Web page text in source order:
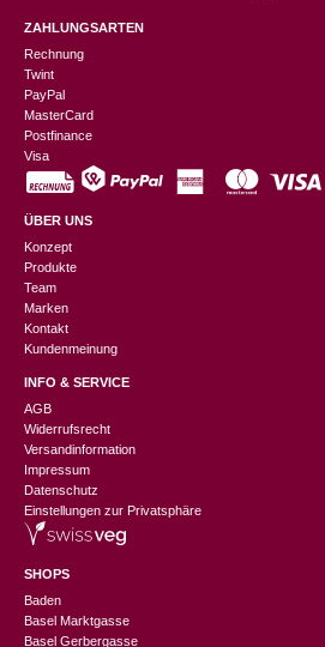
ZAHLUNGSARTEN
Rechnung
Twint
PayPal
MasterCard
Postfinance
Visa
ÜBER UNS
Konzept
Produkte
Team
Marken
Kontakt
Kundenmeinung
INFO & SERVICE
AGB
Widerrufsrecht
Versandinformation
Impressum
Datenschutz
Einstellungen zur Privatsphäre
SHOPS
Baden
Basel Marktgasse
Basel Gerbergasse